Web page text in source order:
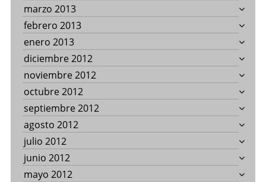
marzo 2013
febrero 2013
enero 2013
diciembre 2012
noviembre 2012
octubre 2012
septiembre 2012
agosto 2012
julio 2012
junio 2012
mayo 2012